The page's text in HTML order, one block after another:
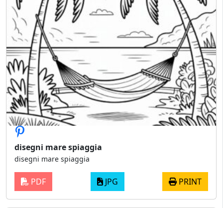
disegni mare spiaggia
disegni mare spiaggia
PDF JPG PRINT